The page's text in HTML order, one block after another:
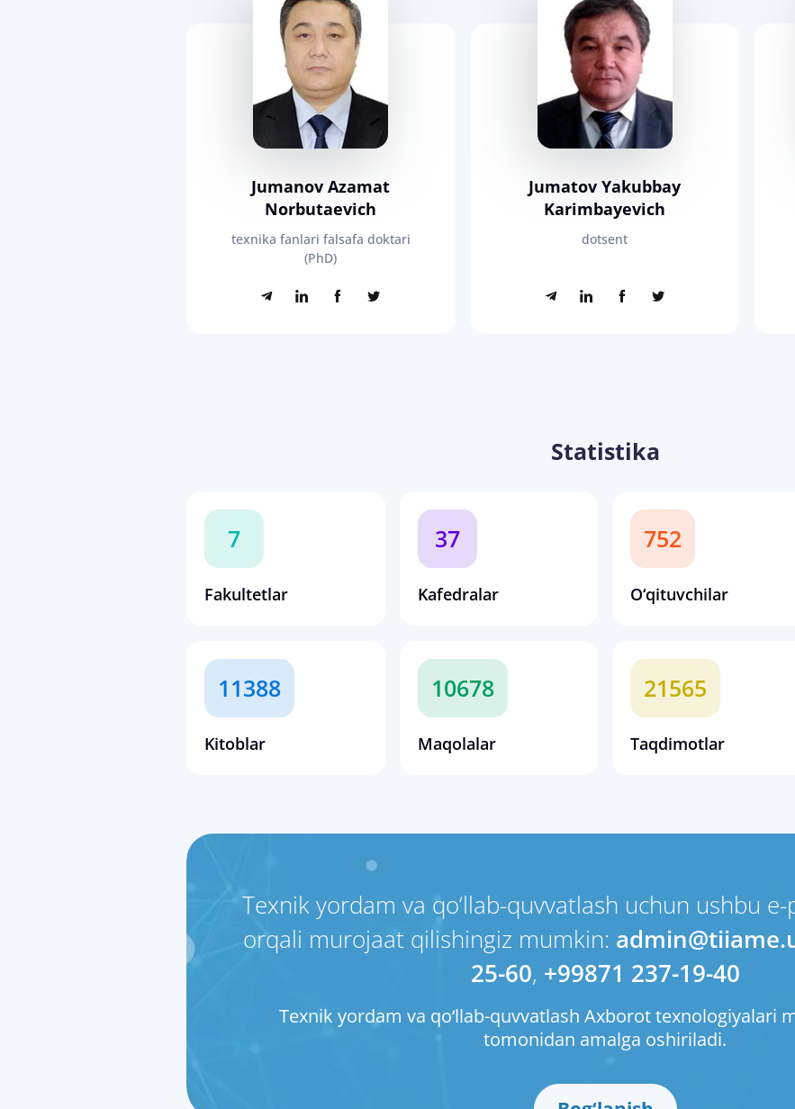
Jumanov Azamat
Norbutaevich
texnika fanlari falsafa doktari
(PhD)
Jumatov Yakubbay
Karimbayevich
dotsent
Statistika
7
Fakultetlar
37
Kafedralar
752
O‘qituvchilar
11388
Kitoblar
10678
Maqolalar
21565
Taqdimotlar
Texnik yordam va qo‘llab-quvvatlash uchun ushbu
orqali murojaat qilishingiz mumkin:
25-60, +99871 237-19-40
Texnik yordam va qo‘llab-quvvatlash Axborot texnologiyalari
tomonidan amalga oshiriladi.